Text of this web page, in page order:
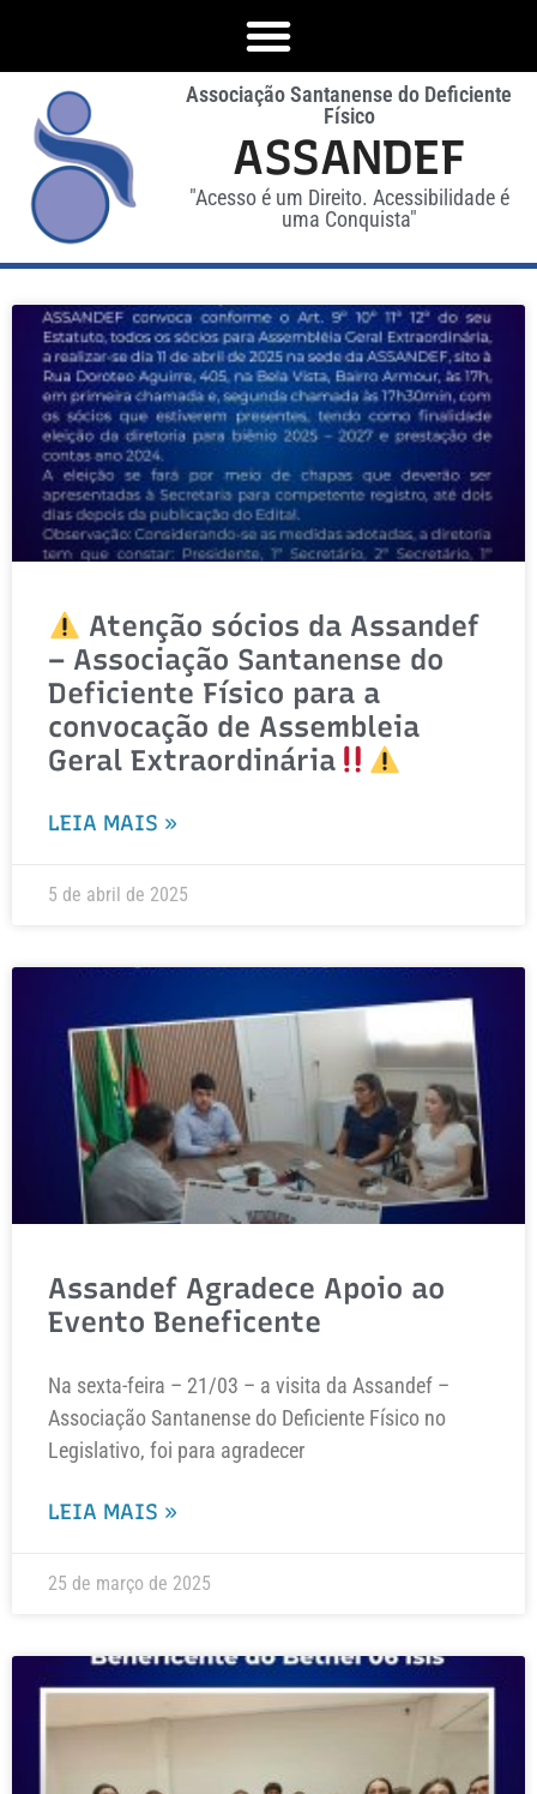
Associação Santanense do Deficiente
Físico
ASSANDEF
"Acesso é um Direito. Acessibilidade é
uma Conquista"
Atenção sócios da Assandef
– Associação Santanense do
Deficiente Físico para a
convocação de Assembleia
Geral Extraordinária
LEIA MAIS »
5 de abril de 2025
Assandef Agradece Apoio ao
Evento Beneficente
Na sexta-feira – 21/03 – a visita da Assandef –
Associação Santanense do Deficiente Físico no
Legislativo, foi para agradecer
LEIA MAIS »
25 de março de 2025